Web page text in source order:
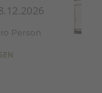
Person